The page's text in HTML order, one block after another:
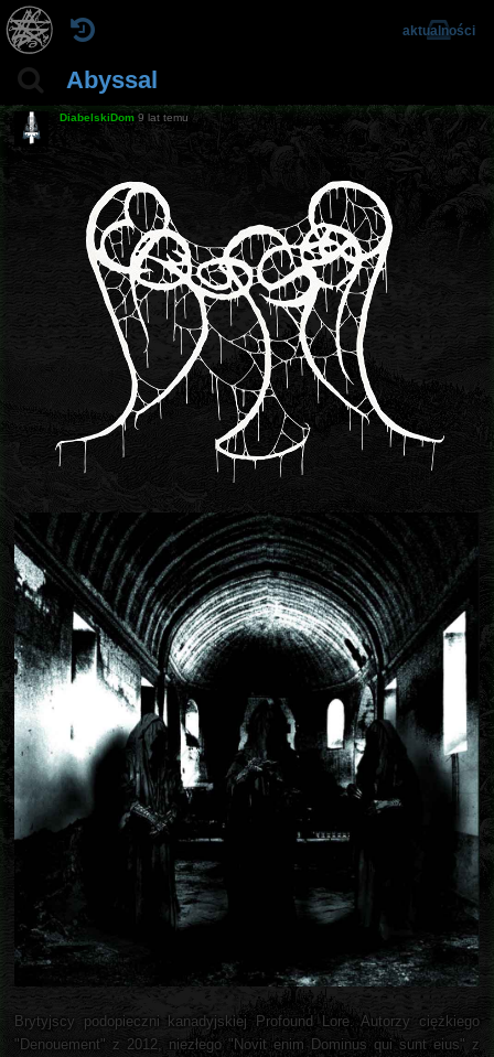
Abyssal
aktualności
DiabelskiDom 9 lat temu
Brytyjscy podopieczni kanadyjskiej Profound Lore. Autorzy ciężkiego
"Denouement" z 2012, niezłego "Novit enim Dominus qui sunt eius" z